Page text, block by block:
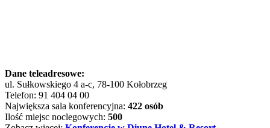
Dane teleadresowe:
ul. Sułkowskiego 4 a-c, 78-100 Kołobrzeg
Telefon: 91 404 04 00
Największa sala konferencyjna: 422 osób
Ilość miejsc noclegowych: 500